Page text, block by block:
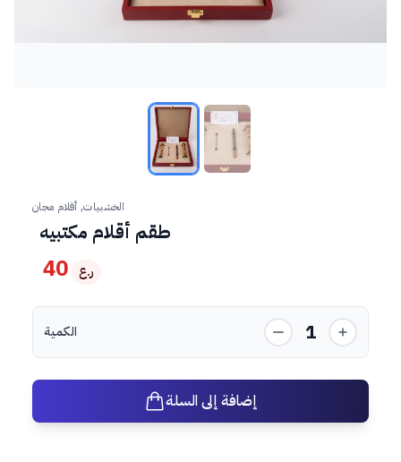
الخشبيات, أقلام مجان
طقم أقلام مكتبيه
40 ر.ع
الكمية 1
إضافة إلى السلة